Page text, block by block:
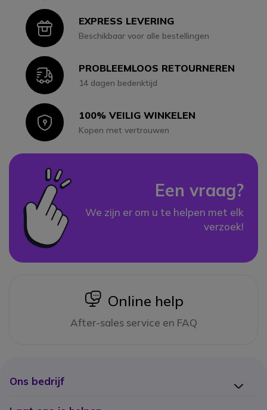
IconEXPRESS LEVERING
Beschikbaar voor alle bestellingen
IconPROBLEEMLOOS RETOURNEREN
14 dagen bedenktijd
Icon100% VEILIG WINKELEN
Kopen met vertrouwen
Een vraag?
We zijn er om u te helpen met elk
verzoek!
icon
Online help
After-sales service en FAQ
Ons bedrijf